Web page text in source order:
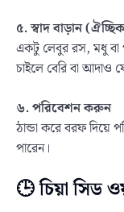
৫. স্বাদ বাড়ান
একটু লেবুর রস, মধু বা
চাইলে বেরি বা আদাও
৬. পরিবেশন করুন
ঠান্ডা করে বরফ দিয়ে
পারেন।
🕒 চিয়া সিড